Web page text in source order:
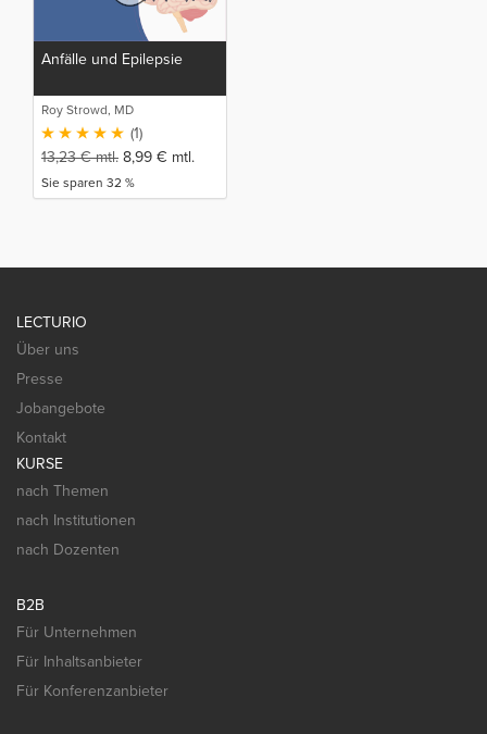
Anfälle und Epilepsie
Roy Strowd, MD
(1)
13,23€mtl. 8,99 € mtl.
Sie sparen 32 %
LECTURIO
Über uns
Presse
Jobangebote
Kontakt
KURSE
nach Themen
nach Institutionen
nach Dozenten
B2B
Für Unternehmen
Für Inhaltsanbieter
Für Konferenzanbieter